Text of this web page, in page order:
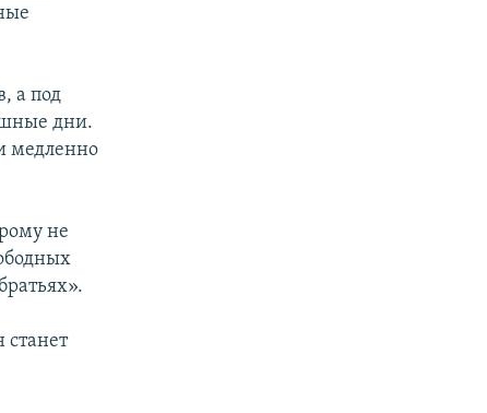
а под
дни.
медленно
не
станет